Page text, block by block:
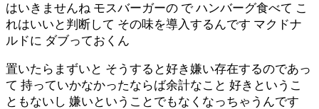
はいきませんね モスバーガーの で ハンバーグ食べて こ
れはいいと判断して その味を導入するんです マクドナ
ルドに ダブっておくん
置いたらまずいと そうすると好き嫌い存在するのであっ
て 持っていかなかったならば余計なこと 好きというこ
ともないし 嫌いということでもなくなっちゃうんです